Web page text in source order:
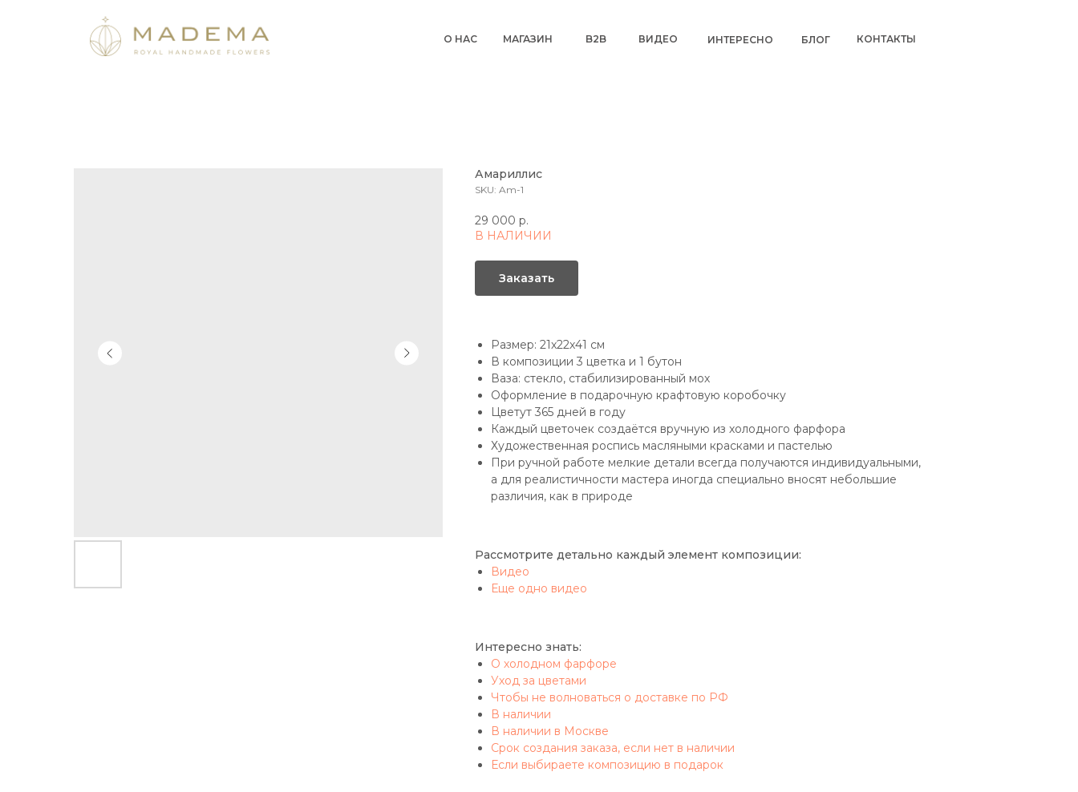
О НАС МАГАЗИН B2B ВИДЕО БЛОГ КОНТАКТЫ
ИНТЕРЕСНО
Амариллис
SKU: Am-1
29 000 р.
В НАЛИЧИИ
Заказать
Размер: 21х22х41 см
В композиции 3 цветка и 1 бутон
Ваза: стекло, стабилизированный мох
Оформление в подарочную крафтовую коробочку
Цветут 365 дней в году
Каждый цветочек создаётся вручную из холодного фарфора
Художественная роспись масляными красками и пастелью
При ручной работе мелкие детали всегда получаются индивидуальными,
а для реалистичности мастера иногда специально вносят небольшие
различия, как в природе
Рассмотрите детально каждый элемент композиции:
Видео
Еще одно видео
Интересно знать:
О холодном фарфоре
Уход за цветами
Чтобы не волноваться о доставке по РФ
В наличии
В наличии в Москве
Срок создания заказа, если нет в наличии
Если выбираете композицию в подарок